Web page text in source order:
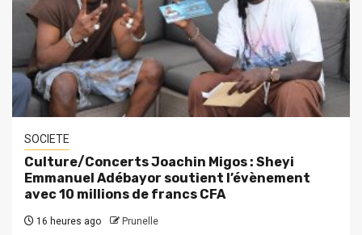
SOCIETE
Culture/Concerts Joachin Migos : Sheyi
Emmanuel Adébayor soutient l’évènement
avec 10 millions de francs CFA
16 heures ago Prunelle